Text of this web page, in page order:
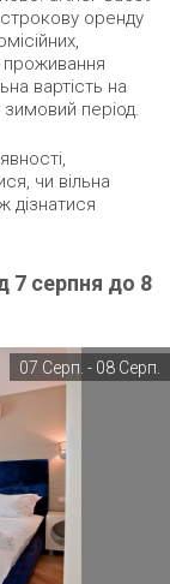
оренду
проживання
вартість на
період.
чи вільна
дізнатися
7 серпня до 8
07 Серп. - 08 Серп.